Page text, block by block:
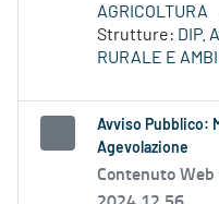
AGRICOLTURA
Strutture: DIP.
RURALE E
Avviso Pubblico:
Agevolazione
Contenuto